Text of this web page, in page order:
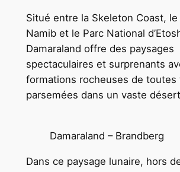
Situé entre la Skeleton Coast,
Namib et le Parc National
Damaraland offre des paysages
spectaculaires et surprenants
formations rocheuses de toutes
parsemées dans un vaste
Damaraland – Brandberg
Dans ce paysage lunaire, hors